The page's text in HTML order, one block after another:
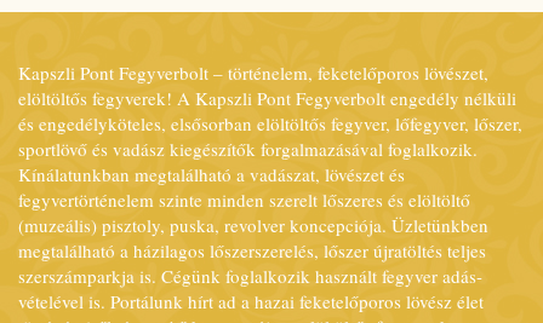
Kapszli Pont Fegyverbolt – történelem, feketelőporos lövészet,
elöltöltős fegyverek! A Kapszli Pont Fegyverbolt engedély nélküli
és engedélyköteles, elsősorban elöltöltős fegyver, lőfegyver, lőszer,
sportlövő és vadász kiegészítők forgalmazásával foglalkozik.
Kínálatunkban megtalálható a vadászat, lövészet és
fegyvertörténelem szinte minden szerelt lőszeres és elöltöltő
(muzeális) pisztoly, puska, revolver koncepciója. Üzletünkben
megtalálható a házilagos lőszerszerelés, lőszer újratöltés teljes
szerszámparkja is. Cégünk foglalkozik használt fegyver adás-
vételével is. Portálunk hírt ad a hazai feketelőporos lövész élet